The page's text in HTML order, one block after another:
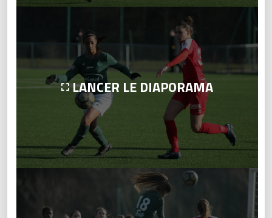
LANCER LE DIAPORAMA